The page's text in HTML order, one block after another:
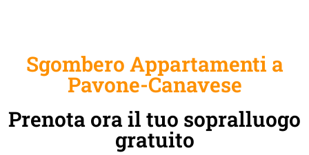
Sgombero Appartamenti a
Pavone-Canavese
Prenota ora il tuo sopralluogo
gratuito